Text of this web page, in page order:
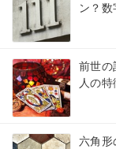
ン？
前世の
人の特
六角形